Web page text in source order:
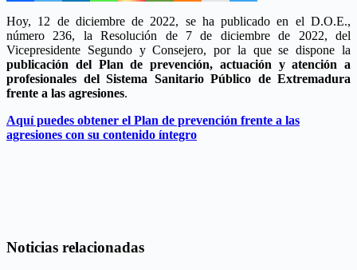
Hoy, 12 de diciembre de 2022, se ha publicado en el D.O.E.,
número 236, la Resolución de 7 de diciembre de 2022, del
Vicepresidente Segundo y Consejero, por la que se dispone la
publicación del Plan de prevención, actuación y atención a
profesionales del Sistema Sanitario Público de Extremadura
frente a las agresiones.
Aquí puedes obtener el Plan de prevención frente a las
agresiones con su contenido íntegro
Noticias relacionadas